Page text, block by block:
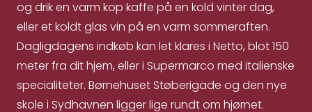
og drik en varm kop kaffe på en kold vinter dag,
eller et koldt glas vin på en varm sommeraften.
Dagligdagens indkøb kan let klares i Netto, blot 150
meter fra dit hjem, eller i Supermarco med italienske
specialiteter. Børnehuset Støberigade og den nye
skole i Sydhavnen ligger lige rundt om hjørnet.